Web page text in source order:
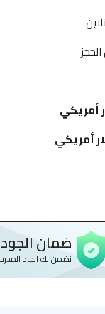
ضمان
نضمن لك ايجاد المدرس